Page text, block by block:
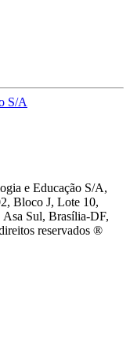
S/A
e Educação S/A,
Bloco J, Lote 10,
Sul, Brasília-DF,
reservados ®